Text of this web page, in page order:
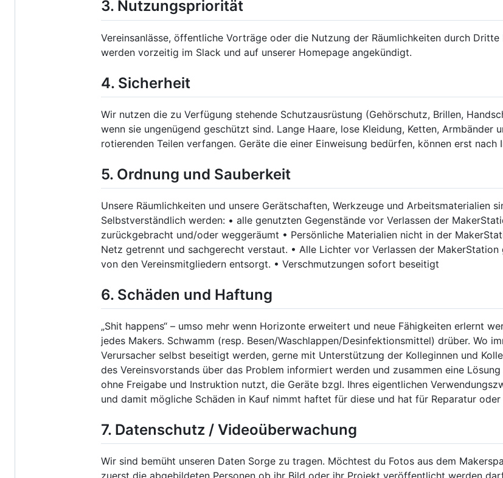
3. Nutzungspriorität
Vereinsanlässe, öffentliche Vorträge oder die Nutzung der Räumlichkeiten durch
werden vorzeitig im Slack und auf unserer Homepage angekündigt.
4. Sicherheit
Wir nutzen die zu Verfügung stehende Schutzausrüstung (Gehörschutz, Brillen,
wenn sie ungenügend geschützt sind. Lange Haare, lose Kleidung, Ketten, Armbänder
rotierenden Teilen verfangen. Geräte die einer Einweisung bedürfen, können erst
5. Ordnung und Sauberkeit
Unsere Räumlichkeiten und unsere Gerätschaften, Werkzeuge und Arbeitsmaterialien
Selbstverständlich werden: • alle genutzten Gegenstände vor Verlassen der
zurückgebracht und/oder weggeräumt • Persönliche Materialien nicht in der
Netz getrennt und sachgerecht verstaut. • Alle Lichter vor Verlassen der
von den Vereinsmitgliedern entsorgt. • Verschmutzungen sofort beseitigt
6. Schäden und Haftung
„Shit happens“ – umso mehr wenn Horizonte erweitert und neue Fähigkeiten erlernt
jedes Makers. Schwamm (resp. Besen/Waschlappen/Desinfektionsmittel) drüber. Wo
Verursacher selbst beseitigt werden, gerne mit Unterstützung der Kolleginnen und
des Vereinsvorstands über das Problem informiert werden und zusammen eine
ohne Freigabe und Instruktion nutzt, die Geräte bzgl. Ihres eigentlichen
und damit mögliche Schäden in Kauf nimmt haftet für diese und hat für Reparatur
7. Datenschutz / Videoüberwachung
Wir sind bemüht unseren Daten Sorge zu tragen. Möchtest du Fotos aus dem